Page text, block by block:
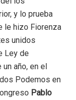
y lo prueba
le hizo Fiorenza
unidos
Ley de
año, en el
Podemos en
Pablo